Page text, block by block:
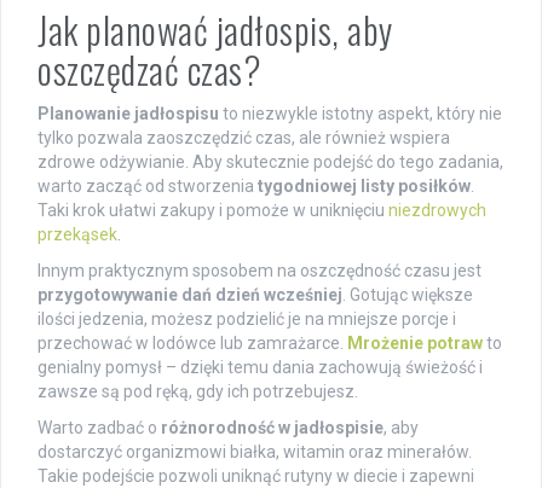
Jak planować jadłospis, aby
oszczędzać czas?
Planowanie jadłospisu to niezwykle istotny aspekt, który nie
tylko pozwala zaoszczędzić czas, ale również wspiera
zdrowe odżywianie. Aby skutecznie podejść do tego zadania,
warto zacząć od stworzenia tygodniowej listy posiłków
Taki krok ułatwi zakupy i pomoże w uniknięciu niezdrowych
przekąsek
Innym praktycznym sposobem na oszczędność czasu jest
przygotowywanie dań dzień wcześniej . Gotując większe
ilości jedzenia, możesz podzielić je na mniejsze porcje i
przechować w lodówce lub zamrażarce.
Mrożenie potrawto
genialny pomysł – dzięki temu dania zachowują świeżość i
zawsze są pod ręką, gdy ich potrzebujesz.
Warto zadbać o różnorodność w jadłospisie, aby
dostarczyć organizmowi białka, witamin oraz minerałów.
Takie podejście pozwoli uniknąć rutyny w diecie i zapewni